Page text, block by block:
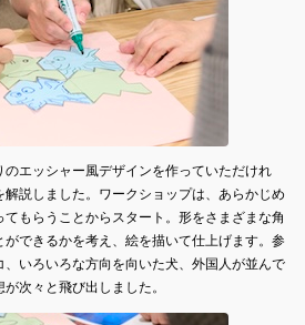
エッシャー風デザインを作っていただけれ
説しました。ワークショップは、あらかじめ
もらうことからスタート。形をさまざまな角
できるかを考え、絵を描いて仕上げます。参
いろいろな方向を向いた犬、外国人が並んで
次々と飛び出しました。